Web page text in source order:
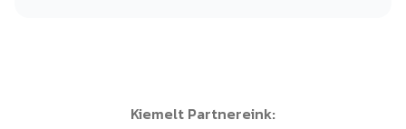
Kiemelt Partnereink: